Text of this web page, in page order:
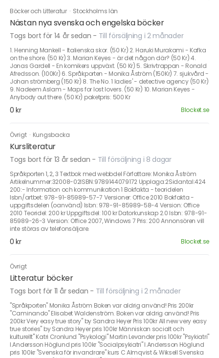
Böcker och Litteratur · Stockholms län
Nästan nya svenska och engelska böcker
Togs bort för 14 år sedan - Till försäljning i 2 månader
1. Henning Mankell - Italienska skor. (50 Kr) 2. Haruki Murakami - Kafka
on the shore. (50 Kr) 3. Marian Keyes - är det någon där? (50 Kr) 4.
Jonas Gardell - En komikers uppväxt. (50 Kr) 5. Skrivtrappan - Ronald
Afredsson. (100Kr) 6. Språkporten - Monika Åström (150Kr) 7. sjukvård -
Johan strömberg (150 Kr) 8. The No. 1 ladies' - detective agency (50 Kr)
9. Nadeem Aslam - Maps for lost lovers. (50 Kr) 10. Marian Keyes -
Anybody out there. (50 Kr) paketpris: 500 Kr
0 kr Blocket.se
Övrigt · Kungsbacka
Kursliteratur
Togs bort för 13 år sedan - Till försäljning i 8 dagar
Språkporten 1, 2, 3 Textbok med webbdel Författare: Monika Åström
Artikelnummer:32008-02ISBN:9789144079172 Upplaga:2Sidantal:424
200:- Information och kommunikation 1 Bokfakta - teoridelen
Isbn/artbet: 978-91-85989-57-7 Versioner: Office 2010 Bokfakta -
uppgiftsdelen (oanvänd) Isbn: 978-91-85989-58-4 Version: Office
2010 Teoridel: 200 kr Uppgiftsdel: 100 kr Datorkunskap 2.0 Isbn: 978-91-
85989-26-3 Version: Office 2007, Windows 7 Pris: 200 Annonsören vill
inte störas av telefonsäljare.
0 kr Blocket.se
Övrigt
Litteratur böcker
Togs bort för 11 år sedan - Till försäljning i 2 månader
"Språkporten" Monika Åström Boken var aldrig använd! Pris 200kr
"Caminando" Elisabet Waldenström. Boken var aldrig använd! Pris
200kr Very easy true story" by Sandra Heyer Pris 100kr All new very easy
true stories" by Sandra Heyer pris 100kr Människan socialt och
kulturellt" Katri Cronlund "Psykologi" Martin Levander pris 100kr "Psykiatri"
I.Andersson Höglund pris 100kr "Socialpsykiatri" I.Andersson Höglund
pris 100kr "Svenska för invandrare" kurs C Almqvist & Wiksell Svenska